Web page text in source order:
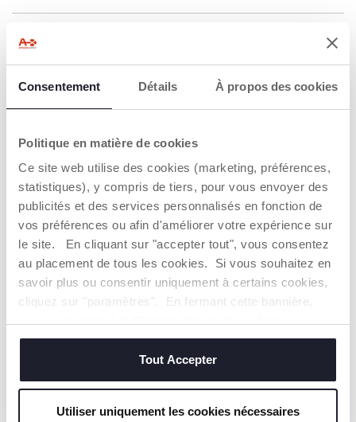
Consentement Détails À propos des cookies
Politique en matière de cookies
Ce site web utilise des cookies (marketing, préférences,
statistiques), y compris de tiers, pour vous envoyer des
publicités et des services personnalisés en fonction de
vos préférences ou afin d'améliorer votre expérience sur
le site. En cliquant sur "accepter tout", vous consentez
au placement de tous les cookies. Si vous souhaitez en
savoir plus ou consentir uniquement à certains cookies,
cliquez sur "paramètres". En fermant cette bannière,
techniques, qui sont essentiels au service demandé.
Tout Accepter
Utiliser uniquement les cookies nécessaires
DÉTAILS DU PRODUIT
AVERTISSEMENTS ET INSTRUCTIONS
Coton cultivé selon un programme dont l'objectif est de
mettre sur le marché des fils certifiés de coton cultivé
dans le respect des principes qui en font un coton
DURABLE sur un plan environnemental, économique et
social.
Toute la chaîne d'approvisionnement et de production fait
l'objet d'une traçabilité et des mêmes mesures de
durabilité.
NOS RECOMMANDATIONS